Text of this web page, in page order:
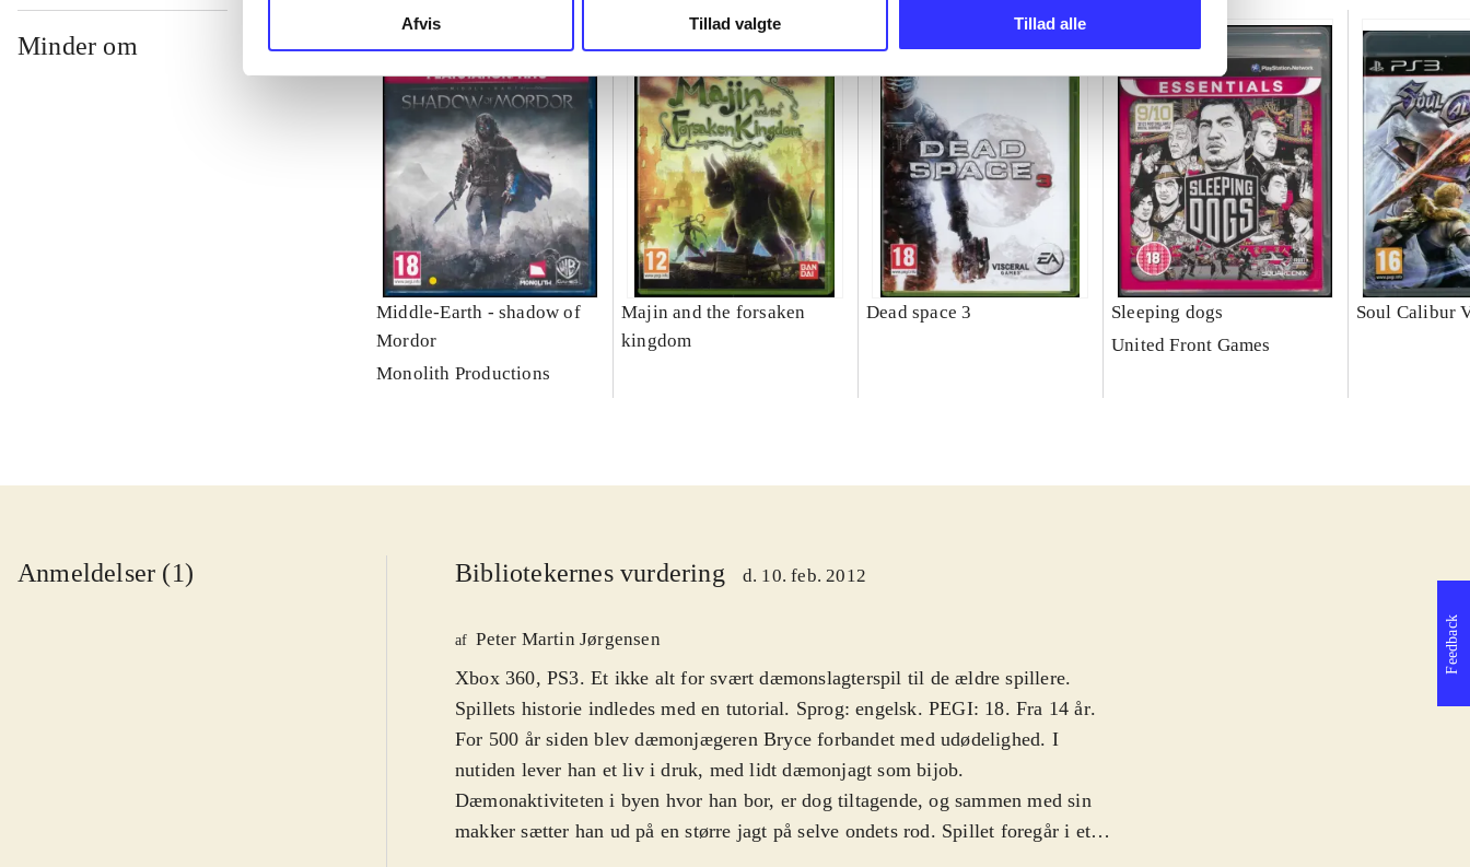
Afvis Tillad valgte Tillad alle
Minder om
Middle-Earth - shadow of
Mordor
Monolith Productions
Majin and the forsaken
kingdom
Dead space 3
Sleeping dogs
United Front Games
Soul Calibur
Anmeldelser (1) Bibliotekernes vurdering d. 10. feb. 2012
af Peter Martin Jørgensen
Xbox 360, PS3. Et ikke alt for svært dæmonslagterspil til de ældre spillere.
Spillets historie indledes med en tutorial. Sprog: engelsk. PEGI: 18. Fra 14 år.
For 500 år siden blev dæmonjægeren Bryce forbandet med udødelighed. I
nutiden lever han et liv i druk, med lidt dæmonjagt som bijob.
Dæmonaktiviteten i byen hvor han bor, er dog tiltagende, og sammen med sin
makker sætter han ud på en større jagt på selve ondets rod. Spillet foregår i et
Feedback